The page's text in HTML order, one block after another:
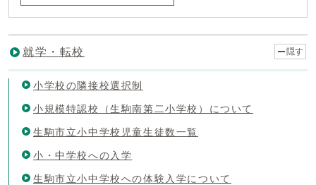
就学・転校 隠す
小学校の隣接校選択制
小規模特認校（生駒南第二小学校）について
生駒市立小中学校児童生徒数一覧
小・中学校への入学
生駒市立小中学校への体験入学について